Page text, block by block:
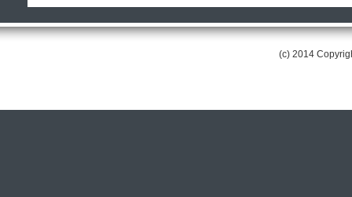
(c) 2014